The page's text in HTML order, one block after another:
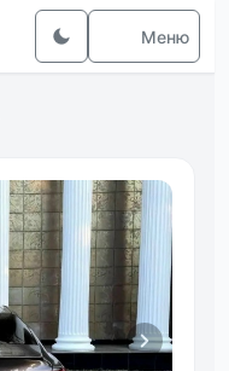
Меню